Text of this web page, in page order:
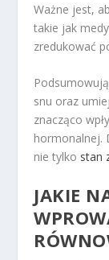
Ważne jest,
takie jak
zredukować
snu oraz
znacząco
hormonalnej.
nie tylko stan
JAKIE